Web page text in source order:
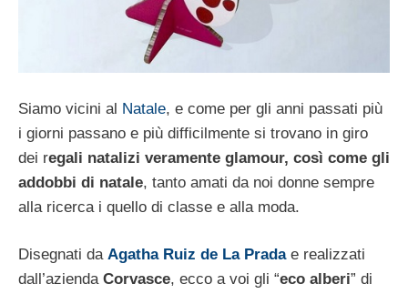
Siamo vicini al Natale, e come per gli anni passati più
i giorni passano e più difficilmente si trovano in giro
dei regali natalizi veramente glamour, così come gli
addobbi di natale, tanto amati da noi donne sempre
alla ricerca i quello di classe e alla moda.
Disegnati da Agatha Ruiz de La Pradae realizzati
dall’azienda Corvasce, ecco a voi gli “eco alberi” di